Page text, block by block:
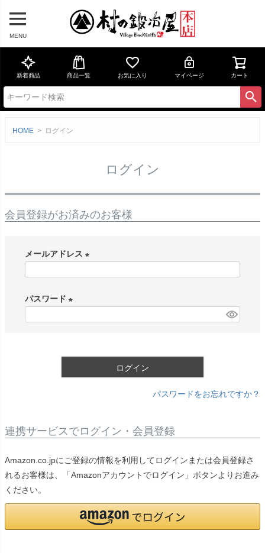
MENU
新着商品 商品一覧 お気に入り マイページ カート
HOME ログイン
ログイン
会員登録がお済みのお客様
メールアドレス
パスワード
ログイン
パスワードをお忘れですか？
連携サービスでログイン・会員登録
Amazon.co.jpにご登録の情報を利用してログインまたは会員登録さ
れるお客様は、「Amazonアカウントでログイン」ボタンよりお進み
ください。